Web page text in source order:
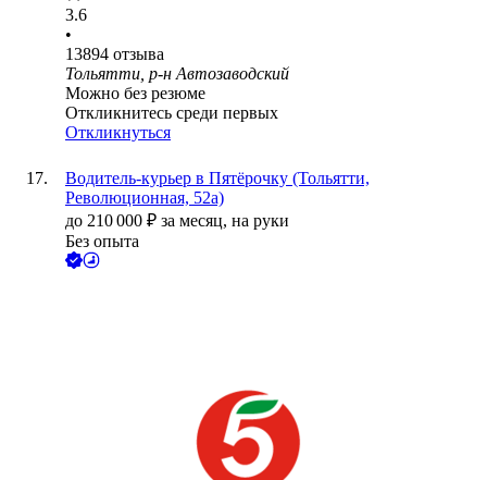
3.6
•
13894 отзыва
Тольятти, р-н Автозаводский
Можно без резюме
Откликнитесь среди первых
Откликнуться
Водитель-курьер в Пятёрочку (Тольятти,
Революционная, 52а)
до 210 000 ₽ за месяц, на руки
Без опыта